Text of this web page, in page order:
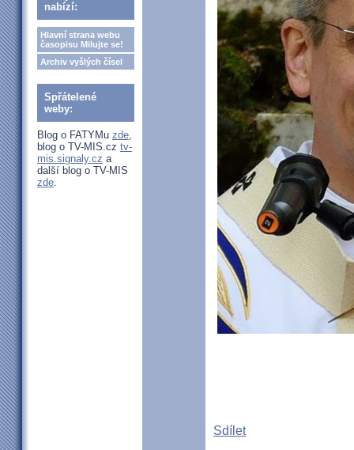
nabízí:
Hlavní strana webu
časopisu Milujte se!
Archiv vyšlých čísel
Spřátelené
weby:
Blog o FATYMu zde,
blog o TV-MIS.cz tv-
mis.signaly.cz a
další blog o TV-MIS
zde.
Sdílet